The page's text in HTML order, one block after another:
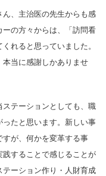
、主治医の先生からも感
の方々からは、「訪問看
れると思っていました。
当に感謝しかありませ
テーションとしても、職
たと思います。新しい事
が、何かを変革する事
することで感じることが
ーション作り・人財育成